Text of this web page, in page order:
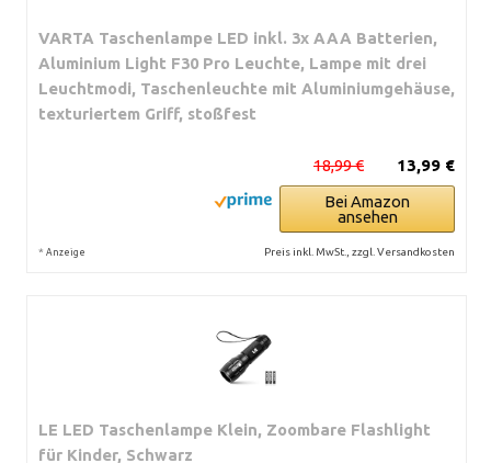
VARTA Taschenlampe LED inkl. 3x AAA Batterien,
Aluminium Light F30 Pro Leuchte, Lampe mit drei
Leuchtmodi, Taschenleuchte mit Aluminiumgehäuse,
texturiertem Griff, stoßfest
13,99 €
18,99 €
Bei Amazon
ansehen
* Anzeige Preis inkl. MwSt., zzgl. Versandkosten
LE LED Taschenlampe Klein, Zoombare Flashlight
für Kinder, Schwarz